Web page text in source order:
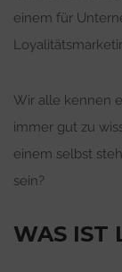
einem für
Wir alle kennen
immer gut zu
einem selbst
sein?
WAS IST